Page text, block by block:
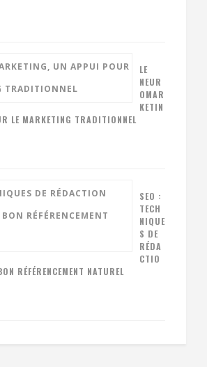
LE
NEUR
OMAR
KETIN
LE MARKETING TRADITIONNEL
SEO :
TECH
NIQUE
S DE
RÉDA
CTIO
RÉFÉRENCEMENT NATUREL